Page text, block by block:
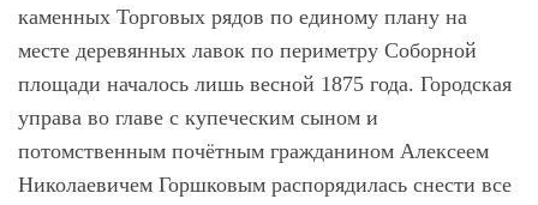
каменных Торговых рядов по единому плану на
месте деревянных лавок по периметру Соборной
площади началось лишь весной 1875 года. Городская
управа во главе с купеческим сыном и
потомственным почётным гражданином Алексеем
Николаевичем Горшковым распорядилась снести все